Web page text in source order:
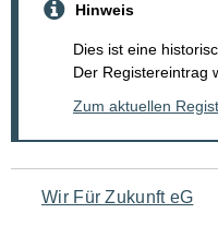
Hinweis
Dies ist eine
Der Registereintrag
Zum aktuellen
Navigation
Wir Für Zukunft eG